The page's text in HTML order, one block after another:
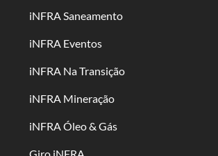
iNFRA Saneamento
iNFRA Eventos
iNFRA Na Transição
iNFRA Mineração
iNFRA Óleo & Gás